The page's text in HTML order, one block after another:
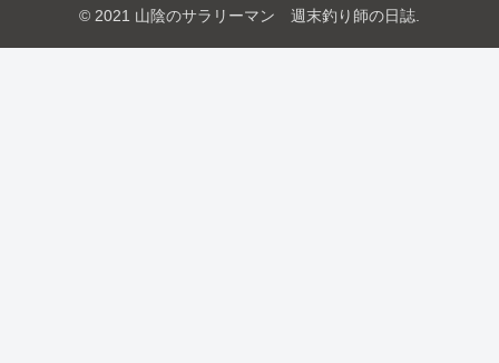
© 2021 山陰のサラリーマン 週末釣り師の日誌.